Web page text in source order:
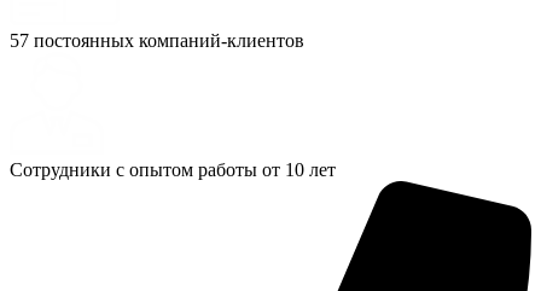
57 постоянных компаний-клиентов
Сотрудники с опытом работы от 10 лет